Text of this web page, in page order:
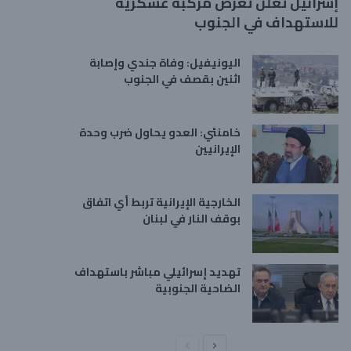
للاستهداف في الجنوب
اليونيفيل: وفاة جندي وإصابة
اثنين بقصف في الجنوب
خامنئي: العدو يحاول ضرب وحدة
الإيرانيين
الخارجية الإيرانية تربط أي اتفاق
بوقف النار في لبنان
تهديد إسرائيلي مباشر باستهداف
الضاحية الجنوبية